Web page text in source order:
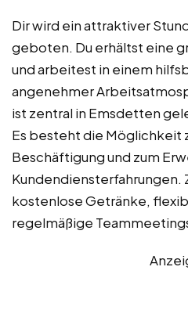
Dir wird ein attraktiver
geboten. Du erhältst eine
und arbeitest in einem
angenehmer
ist zentral in Emsdetten
Es besteht die Möglichkeit
Beschäftigung und zum
Kundendiensterfahrungen.
kostenlose Getränke,
regelmäßige